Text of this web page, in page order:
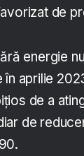
de
energie
aprilie
de a
de